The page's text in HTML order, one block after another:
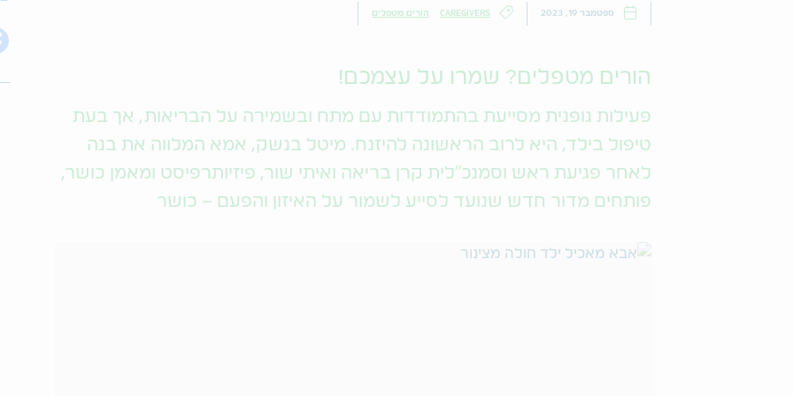
ספטמבר 19, 2023 CAREGIVERS הורים מטפלים
הורים מטפלים? שמרו על עצמכם!
פעילות גופנית מסייעת בהתמודדות עם מתח ובשמירה על הבריאות, אך בעת
טיפול בילד, היא לרוב הראשונה להיזנח. מיטל בנשק, אמא המלווה את בנה
לאחר פגיעת ראש וסמנכ"לית קרן בריאה ואיתי שור, פיזיותרפיסט ומאמן כושר,
פותחים מדור חדש שנועד לסייע לשמור על האיזון והפעם – כושר